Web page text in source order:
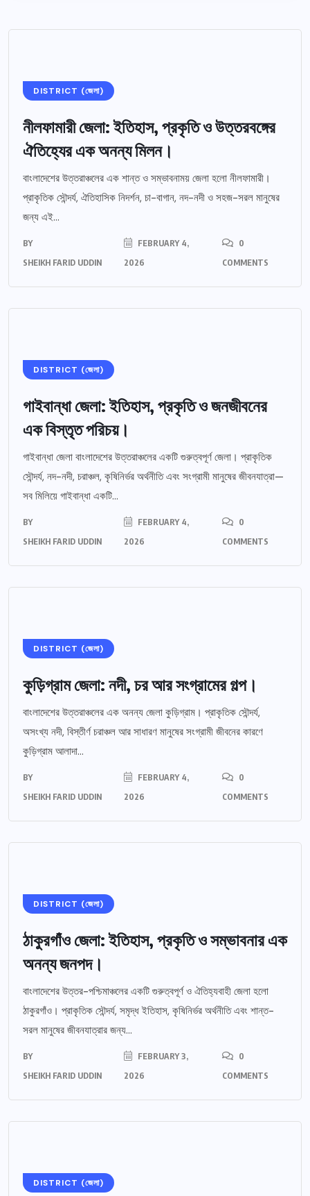
DISTRICT (জেলা)
নীলফামারী জেলা: ইতিহাস, প্রকৃতি ও উত্তরবঙ্গের
ঐতিহ্যের এক অনন্য মিলন।
বাংলাদেশের উত্তরাঞ্চলের এক শান্ত ও সম্ভাবনাময় জেলা হলো নীলফামারী।
প্রাকৃতিক সৌন্দর্য, ঐতিহাসিক নিদর্শন, চা-বাগান, নদ-নদী ও সহজ-সরল মানুষের
জন্য এই...
BY
SHEIKH FARID UDDIN
FEBRUARY 4,
2026
0
COMMENTS
DISTRICT (জেলা)
গাইবান্ধা জেলা: ইতিহাস, প্রকৃতি ও জনজীবনের
এক বিস্তৃত পরিচয়।
গাইবান্ধা জেলা বাংলাদেশের উত্তরাঞ্চলের একটি গুরুত্বপূর্ণ জেলা। প্রাকৃতিক
সৌন্দর্য, নদ-নদী, চরাঞ্চল, কৃষিনির্ভর অর্থনীতি এবং সংগ্রামী মানুষের জীবনযাত্রা—
সব মিলিয়ে গাইবান্ধা একটি...
BY
SHEIKH FARID UDDIN
FEBRUARY 4,
2026
0
COMMENTS
DISTRICT (জেলা)
কুড়িগ্রাম জেলা: নদী, চর আর সংগ্রামের গল্প।
বাংলাদেশের উত্তরাঞ্চলের এক অনন্য জেলা কুড়িগ্রাম। প্রাকৃতিক সৌন্দর্য,
অসংখ্য নদী, বিস্তীর্ণ চরাঞ্চল আর সাধারণ মানুষের সংগ্রামী জীবনের কারণে
কুড়িগ্রাম আলাদা...
BY
SHEIKH FARID UDDIN
FEBRUARY 4,
2026
0
COMMENTS
DISTRICT (জেলা)
ঠাকুরগাঁও জেলা: ইতিহাস, প্রকৃতি ও সম্ভাবনার এক
অনন্য জনপদ।
বাংলাদেশের উত্তর-পশ্চিমাঞ্চলের একটি গুরুত্বপূর্ণ ও ঐতিহ্যবাহী জেলা হলো
ঠাকুরগাঁও। প্রাকৃতিক সৌন্দর্য, সমৃদ্ধ ইতিহাস, কৃষিনির্ভর অর্থনীতি এবং শান্ত-
সরল মানুষের জীবনযাত্রার জন্য...
BY
SHEIKH FARID UDDIN
FEBRUARY 3,
2026
0
COMMENTS
DISTRICT (জেলা)